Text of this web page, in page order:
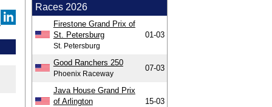
Races 2026
Firestone Grand Prix of
St. Petersburg
St. Petersburg
01-03
Good Ranchers 250
Phoenix Raceway
07-03
Java House Grand Prix
of Arlington
15-03